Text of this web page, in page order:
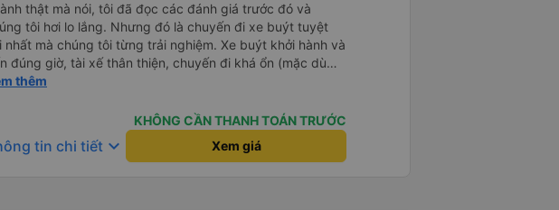
thật mà nói, tôi đã đọc các đánh giá trước đó và
tôi hơi lo lắng. Nhưng đó là chuyến đi xe buýt tuyệt
nhất mà chúng tôi từng trải nghiệm. Xe buýt khởi hành và
đúng giờ, tài xế thân thiện, chuyến đi khá ổn (mặc dù
hơi xóc, nhưng đó là đặc trưng của Việt Nam ^^), và chỗ
thêm
KHÔNG CẦN THANH TOÁN TRƯỚC
tin chi tiết keyboard_arrow_down Xem giá